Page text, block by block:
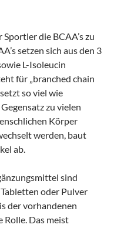
die BCAA’s zu
setzen sich aus den 3
L-Isoleucin
für „branched chain
so viel wie
zu vielen
Körper
werden, baut
ab.
sind
oder Pulver
der vorhandenen
Rolle. Das meist